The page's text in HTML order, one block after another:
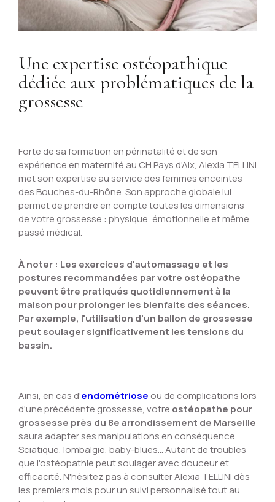
Une expertise ostéopathique
dédiée aux problématiques de la
grossesse
Forte de sa formation en périnatalité et de son
expérience en maternité au CH Pays d'Aix, Alexia TELLINI
met son expertise au service des femmes enceintes
des Bouches-du-Rhône. Son approche globale lui
permet de prendre en compte toutes les dimensions
de votre grossesse : physique, émotionnelle et même
passé médical.
À noter : Les exercices d'automassage et les
postures recommandées par votre ostéopathe
peuvent être pratiqués quotidiennement à la
maison pour prolonger les bienfaits des séances.
Par exemple, l'utilisation d'un ballon de grossesse
peut soulager significativement lestensions du
bassin.
Ainsi, en cas d'endométriose ou de complications lors
d'une précédente grossesse, votre ostéopathe pour
grossesse près du 8e arrondissement de Marseille
saura adapter ses manipulations en conséquence.
Sciatique, lombalgie, baby-blues... Autant de troubles
que l'ostéopathie peut soulager avec douceur et
efficacité. N'hésitez pas à consulter Alexia TELLINI dès
les premiers mois pour un suivi personnalisé tout au